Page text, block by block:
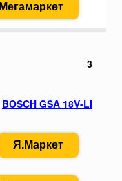
Мегамаркет
3
BOSCH GSA 18V-LI
Я.Маркет